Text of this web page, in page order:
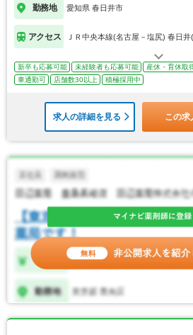
勤務地 愛知県 春日井市
アクセス ＪＲ中央本線(名古屋－塩尻) 春日
新卒も応募可能 未経験者も応募可能 産休・育休取
車通勤可
店舗数30以上 積極採用中
求人の詳細を見る この求